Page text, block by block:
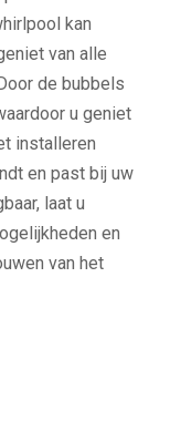
kan
van alle
de bubbels
u geniet
installeren
en past bij uw
laat u
en
van het